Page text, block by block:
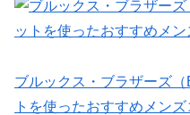
ブルックス・ブラザーズ
トを使ったおすすめメン